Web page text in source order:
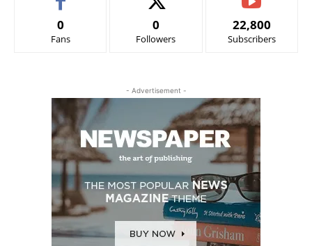
0
Fans
0
Followers
22,800
Subscribers
- Advertisement -